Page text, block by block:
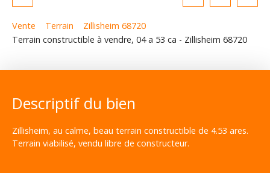
Vente Terrain
Zillisheim 68720
Terrain constructible à vendre, 04 a 53 ca - Zillisheim 68720
Descriptif du bien
Zillisheim, au calme, beau terrain constructible de 4.53 ares.
Terrain viabilisé, vendu libre de constructeur.